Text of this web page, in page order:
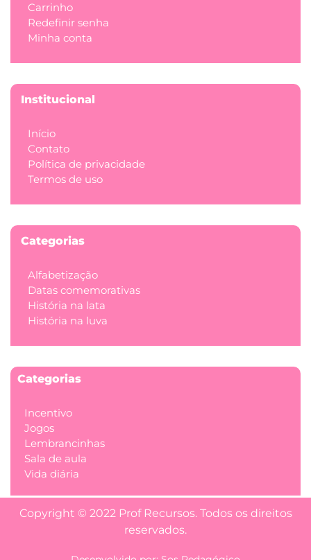
Carrinho
Redefinir senha
Minha conta
Institucional
Início
Contato
Política de privacidade
Termos de uso
Categorias
Alfabetização
Datas comemorativas
História na lata
História na luva
Categorias
Incentivo
Jogos
Lembrancinhas
Sala de aula
Vida diária
Copyright © 2022 Prof Recursos. Todos os direitos
reservados.